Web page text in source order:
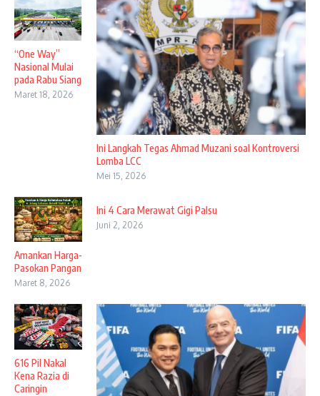
“One Way”
Nasional Mulai
pada Rabu Siang
Maret 18, 2026
Ini Langkah Tegas Ahmad Muzani soal Kontroversi
Lomba LCC
Mei 15, 2026
Amankan Harga-
Pasokan Pangan
Maret 8, 2026
Ini 4 Cara Merawat Gigi Palsu
Juni 2, 2026
616 Pil Nakal
Kena Razia di
Caringin